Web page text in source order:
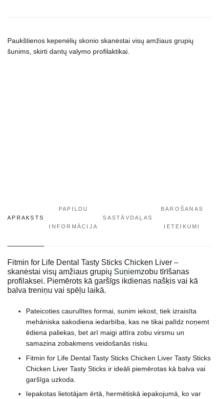
Paukštienos kepenėlių skonio skanėstai visų amžiaus grupių
šunims, skirti dantų valymo profilaktikai.
APRAKSTS
PAPILDU
INFORMĀCIJA
SASTĀVDAĻAS
BAROŠANAS
IETEIKUMI
Fitmin for Life Dental Tasty Sticks Chicken Liver –
skanėstai visų amžiaus grupių Suņiemzobu tīrīšanas
profilaksei. Piemērots kā garšīgs ikdienas našķis vai kā
balva treniņu vai spēļu laikā.
Pateicoties caurulītes formai, sunim iekost, tiek izraisīta
mehāniska sakodiena iedarbība, kas ne tikai palīdz noņemt
ēdiena paliekas, bet arī maigi attīra zobu virsmu un
samazina zobakmens veidošanās risku.
Fitmin for Life Dental Tasty Sticks Chicken Liver Tasty Sticks
Chicken Liver Tasty Sticks ir ideāli piemērotas kā balva vai
garšīga uzkoda.
Iepakotas lietotājam ērtā, hermētiskā iepakojumā, ko var